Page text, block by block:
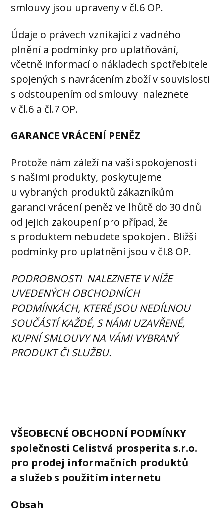
smlouvy jsou upraveny v čl.6 OP.
Údaje o právech vznikající z vadného
plnění a podmínky pro uplatňování,
včetně informací o nákladech spotřebitele
spojených s navrácením zboží v souvislosti
s odstoupením od smlouvy naleznete
v čl.6 a čl.7 OP.
GARANCE VRÁCENÍ PENĚZ
Protože nám záleží na vaší spokojenosti
s našimi produkty, poskytujeme
u vybraných produktů zákazníkům
garanci vrácení peněz ve lhůtě do 30 dnů
od jejich zakoupení pro případ, že
s produktem nebudete spokojeni. Bližší
podmínky pro uplatnění jsou v čl.8 OP.
PODROBNOSTI NALEZNETE V NÍŽE
UVEDENÝCH OBCHODNÍCH
PODMÍNKÁCH, KTERÉ JSOU NEDÍLNOU
SOUČÁSTÍ KAŽDÉ, S NÁMI UZAVŘENÉ,
KUPNÍ SMLOUVY NA VÁMI VYBRANÝ
PRODUKT ČI SLUŽBU.
VŠEOBECNÉ OBCHODNÍ PODMÍNKY
společnosti Celistvá prosperita s.r.o.
pro prodej informačních produktů
a služeb s použitím internetu
Obsah